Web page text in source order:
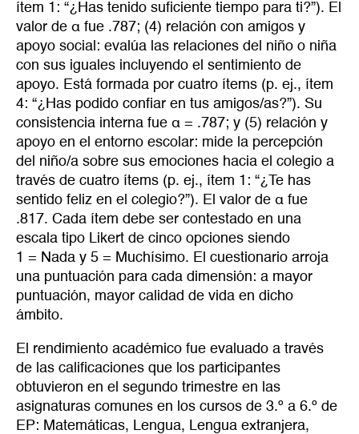
ítem 1: “¿Has tenido suficiente tiempo para ti?”). El
valor de α fue .787; (4) relación con amigos y
apoyo social: evalúa las relaciones del niño o niña
con sus iguales incluyendo el sentimiento de
apoyo. Está formada por cuatro ítems (p. ej., ítem
4: “¿Has podido confiar en tus amigos/as?”). Su
consistencia interna fue α = .787; y (5) relación y
apoyo en el entorno escolar: mide la percepción
del niño/a sobre sus emociones hacia el colegio a
través de cuatro ítems (p. ej., ítem 1: “¿Te has
sentido feliz en el colegio?”). El valor de α fue
.817. Cada ítem debe ser contestado en una
escala tipo Likert de cinco opciones siendo
1 = Nada y 5 = Muchísimo. El cuestionario arroja
una puntuación para cada dimensión: a mayor
puntuación, mayor calidad de vida en dicho
ámbito.
El rendimiento académico fue evaluado a través
de las calificaciones que los participantes
obtuvieron en el segundo trimestre en las
asignaturas comunes en los cursos de 3.º a 6.º de
EP: Matemáticas, Lengua, Lengua extranjera,